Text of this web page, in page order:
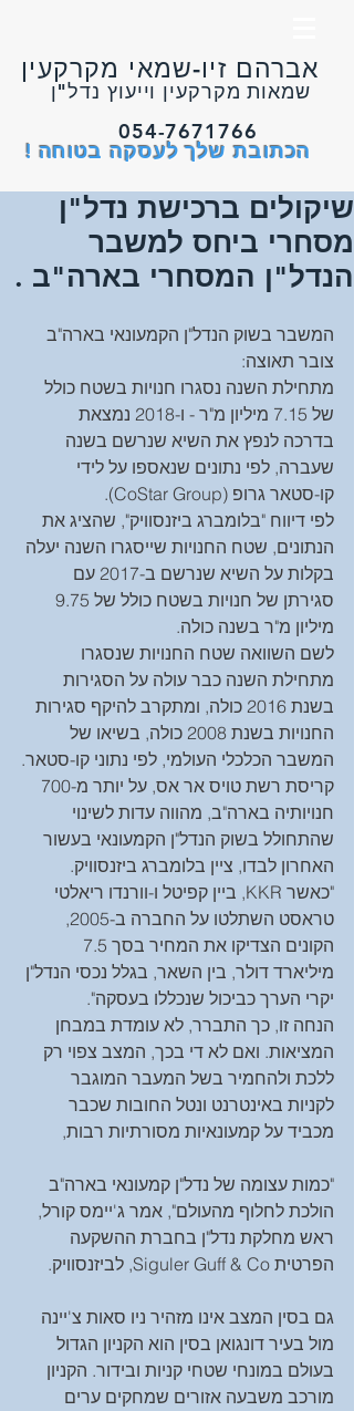
054-7671766
הכתובת שלך לעסקה בטוחה !
שיקולים ברכישת נדל"ן
מסחרי ביחס למשבר
הנדל"ן המסחרי בארה"ב .
המשבר בשוק הנדל"ן הקמעונאי בארה"ב
צובר תאוצה:
מתחילת השנה נסגרו חנויות בשטח כולל
של 7.15 מיליון מ"ר - ו-2018 נמצאת
בדרכה לנפץ את השיא שנרשם בשנה
שעברה, לפי נתונים שנאספו על לידי
קו-סטאר גרופ (CoStar Group).
לפי דיווח "בלומברג ביזנסוויק", שהציג את
הנתונים, שטח החנויות שייסגרו השנה יעלה
בקלות על השיא שנרשם ב-2017 עם
מיליון מ"ר בשנה כולה.
לשם השוואה שטח החנויות שנסגרו
מתחילת השנה כבר עולה על הסגירות
בשנת 2016 כולה, ומתקרב להיקף סגירות
החנויות בשנת 2008 כולה, בשיאו של
המשבר הכלכלי העולמי, לפי נתוני קו-סטאר.
חנויותיה בארה"ב, מהווה עדות לשינוי
שהתחולל בשוק הנדל"ן הקמעונאי בעשור
האחרון לבדו, ציין בלומברג ביזנסוויק.
"כאשר KKR, ביין קפיטל ו-וורנדו ריאלטי
טראסט השתלטו על החברה ב-2005,
מיליארד דולר, בין השאר, בגלל נכסי הנדל"ן
יקרי הערך כביכול שנכללו בעסקה".
הנחה זו, כך התברר, לא עומדת במבחן
המציאות. ואם לא די בכך, המצב צפוי רק
ללכת ולהחמיר בשל המעבר המוגבר
לקניות באינטרנט ונטל החובות שכבר
מכביד על קמעונאיות מסורתיות רבות,
"כמות עצומה של נדל"ן קמעונאי בארה"ב
הולכת לחלוף מהעולם", אמר ג'יימס קורל,
ראש מחלקת נדל"ן בחברת ההשקעה
הפרטית Siguler Guff & Co, לביזנסוויק.
גם בסין המצב אינו מזהיר ניו סאות צ'יינה
מול בעיר דונגואן בסין הוא הקניון הגדול
בעולם במונחי שטחי קניות ובידור. הקניון
מורכב משבעה אזורים שמחקים ערים